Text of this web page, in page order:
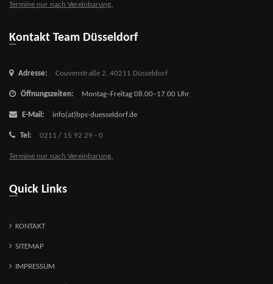
Termine nur nach Vereinbarung.
Kontakt Team Düsseldorf
Adresse: Couvenstraße 2, 40211 Düsseldorf
Öffnungszeiten: Montag–Freitag 08.00–17.00 Uhr
E-Mail: info(at)bps-duesseldorf.de
Tel: 0211 / 15 92 29 - 0
Termine nur nach Vereinbarung.
Quick Links
KONTAKT
SITEMAP
IMPRESSUM